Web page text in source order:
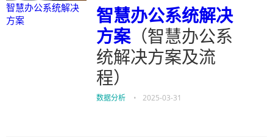
智慧办公系统解决
方案
智慧办公系统解决
方案（智慧办公系
统解决方案及流
程）
数据分析 • 2025-03-31